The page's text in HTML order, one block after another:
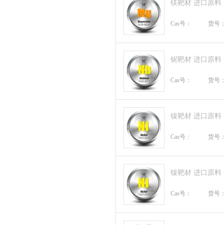
镁靶材 进口原料
Cas号： 货号
铌靶材 进口原料
Cas号： 货号
镍靶材 进口原料
Cas号： 货号
镍靶材 进口原料
Cas号： 货号